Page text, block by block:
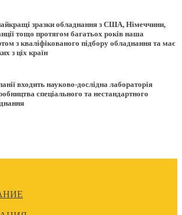
зразки обладнання з США, Німеччини,
тощо протягом багатьох років наша
з кваліфікованого підбору обладнання та має
з ціх країн
входить науково-дослідна лабораторія
спеціального та нестандартного